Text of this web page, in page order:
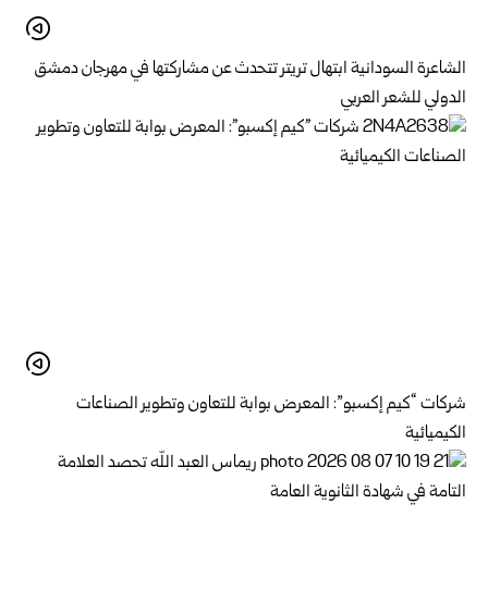
الشاعرة السودانية ابتهال تريتر تتحدث عن مشاركتها في مهرجان دمشق
الدولي للشعر العربي
شركات “كيم إكسبو”: المعرض بوابة للتعاون وتطوير الصناعات
الكيميائية